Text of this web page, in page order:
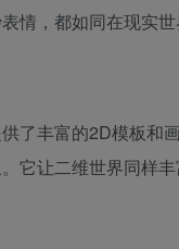
情，都如同在现实世
了丰富的2D模板和
它让二维世界同样